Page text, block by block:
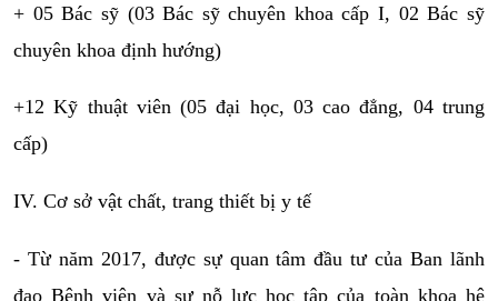
+ 05 Bác sỹ (03 Bác sỹ chuyên khoa cấp I, 02 Bác sỹ
chuyên khoa định hướng)
+12 Kỹ thuật viên (05 đại học, 03 cao đẳng, 04 trung
cấp)
IV. Cơ sở vật chất, trang thiết bị y tế
- Từ năm 2017, được sự quan tâm đầu tư của Ban lãnh
đạo Bệnh viện và sự nỗ lực học tập của toàn khoa hệ